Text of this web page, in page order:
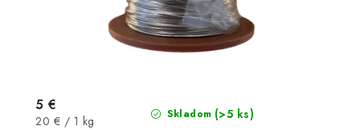
Skladom (>5 ks)
5 €
Jednotková
20 € / 1 kg